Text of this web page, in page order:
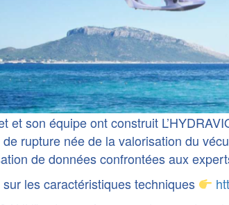
et son équipe ont construit
rupture née de la valorisation du
de données confrontées aux
sur les caractéristiques techniques